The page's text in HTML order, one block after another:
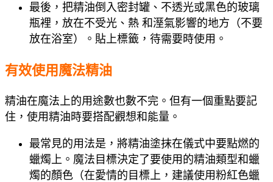
最後，把精油倒入密封罐、不透光或黑色的玻璃
瓶裡，放在不受光、熱 和溼氣影響的地方（不要
放在浴室）。貼上標籤，待需要時使用。
有效使用魔法精油
精油在魔法上的用途數也數不完。但有一個重點要記
住，使用精油時要搭配觀想和能量。
最常見的用法是，將精油塗抹在儀式中要點燃的
蠟燭上。魔法目標決定了要使用的精油類型和蠟
燭的顏色（在愛情的目標上，建議使用粉紅色蠟